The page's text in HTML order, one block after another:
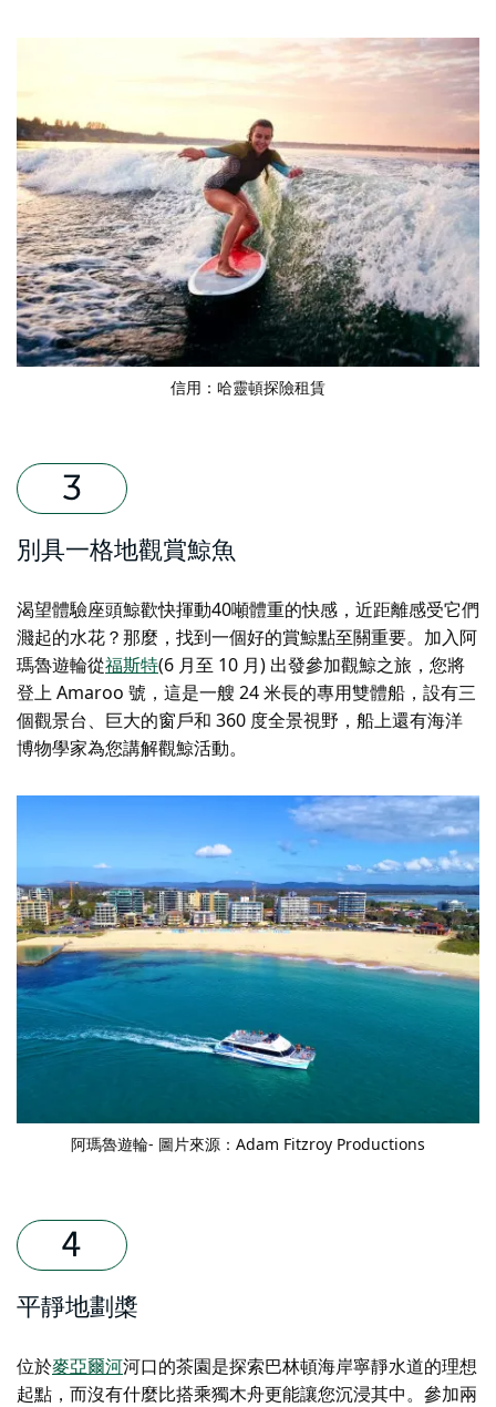
信用： 哈靈頓探險租賃
別具一格地觀賞鯨魚
渴望體驗座頭鯨歡快揮動40噸體重的快感，近距離感受它們
濺起的水花？那麼，找到一個好的賞鯨點至關重要。加入阿
瑪魯遊輪從福斯特(6 月至 10 月) 出發參加觀鯨之旅，您將
登上 Amaroo 號，這是一艘 24 米長的專用雙體船，設有三
個觀景台、巨大的窗戶和 360 度全景視野，船上還有海洋
博物學家為您講解觀鯨活動。
阿瑪魯遊輪- 圖片來源：Adam Fitzroy Productions
平靜地劃槳
位於麥亞爾河河口的茶園是探索巴林頓海岸寧靜水道的理想
起點，而沒有什麼比搭乘獨木舟更能讓您沉浸其中。參加兩